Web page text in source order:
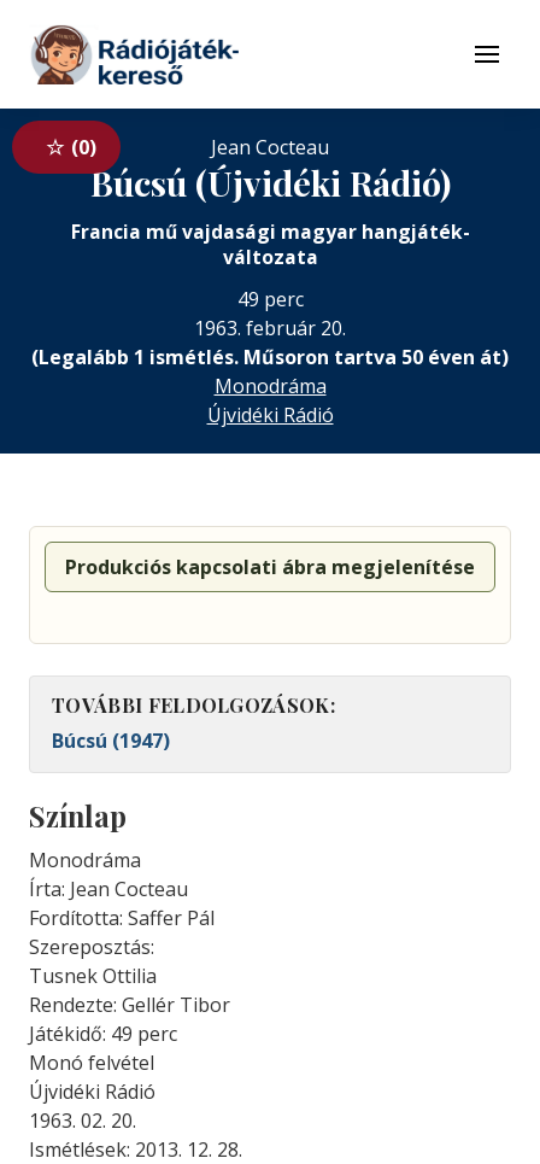
Tovább a tartalomhoz
Menü
0 Jean Cocteau
Búcsú (Újvidéki Rádió)
Francia mű vajdasági magyar hangjáték-
változata
49 perc
1963. február 20.
(Legalább 1 ismétlés. Műsoron tartva 50 éven át)
Monodráma
Újvidéki Rádió
Produkciós kapcsolati ábra megjelenítése
TOVÁBBI FELDOLGOZÁSOK:
Búcsú (1947)
Színlap
Monodráma
Írta: Jean Cocteau
Fordította: Saffer Pál
Szereposztás:
Tusnek Ottilia
Rendezte: Gellér Tibor
Játékidő: 49 perc
Monó felvétel
Újvidéki Rádió
1963. 02. 20.
Ismétlések: 2013. 12. 28.